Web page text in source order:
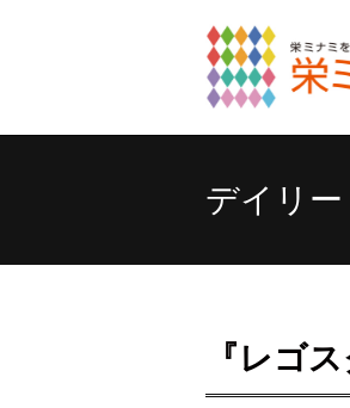
デイリー
『レゴ